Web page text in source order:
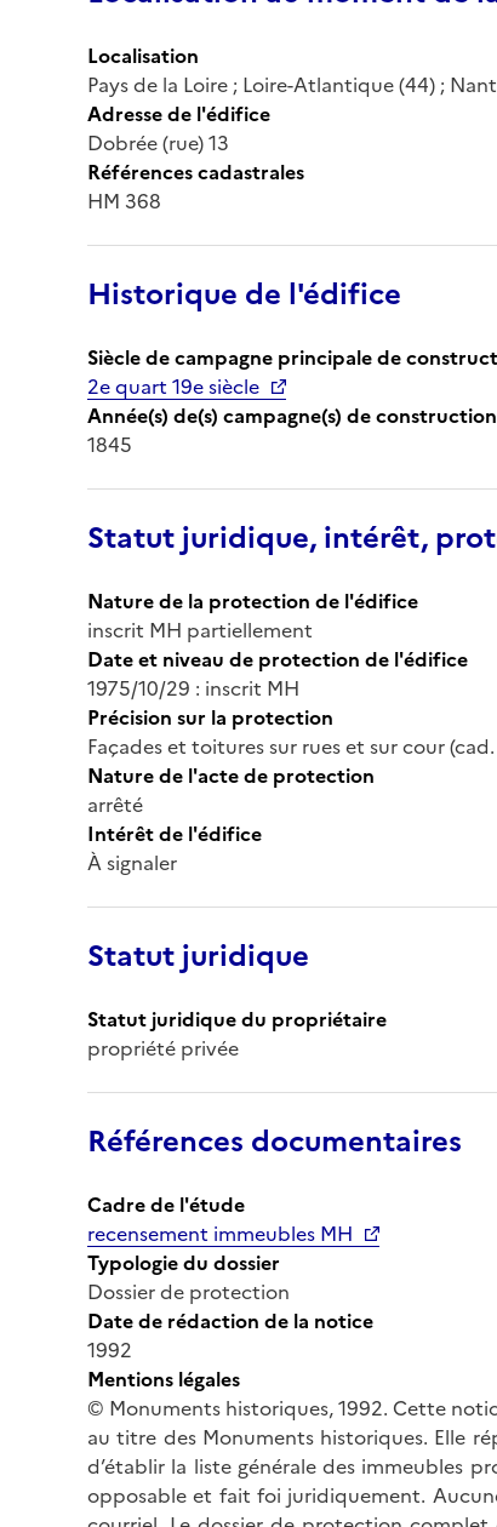
Localisation
Pays de la Loire ; Loire-Atlantique (44) ;
Adresse de l'édifice
Dobrée (rue) 13
Références cadastrales
HM 368
Historique de l'édifice
Siècle de campagne principale de
2e quart 19e siècle
Année(s) de(s) campagne(s) de construction
1845
Statut juridique, intérêt,
Nature de la protection de l'édifice
inscrit MH partiellement
Date et niveau de protection de l'édifice
1975/10/29 : inscrit MH
Précision sur la protection
Façades et toitures sur rues et sur cour
Nature de l'acte de protection
arrêté
Intérêt de l'édifice
À signaler
Statut juridique
Statut juridique du propriétaire
propriété privée
Références documentaires
Cadre de l'étude
recensement immeubles MH
Typologie du dossier
Dossier de protection
Date de rédaction de la notice
1992
Mentions légales
© Monuments historiques, 1992. Cette
au titre des Monuments historiques. Elle
d’établir la liste générale des immeubles
opposable et fait foi juridiquement.